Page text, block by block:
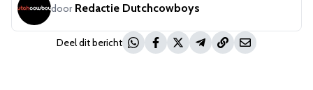
door Redactie Dutchcowboys
Deel dit bericht